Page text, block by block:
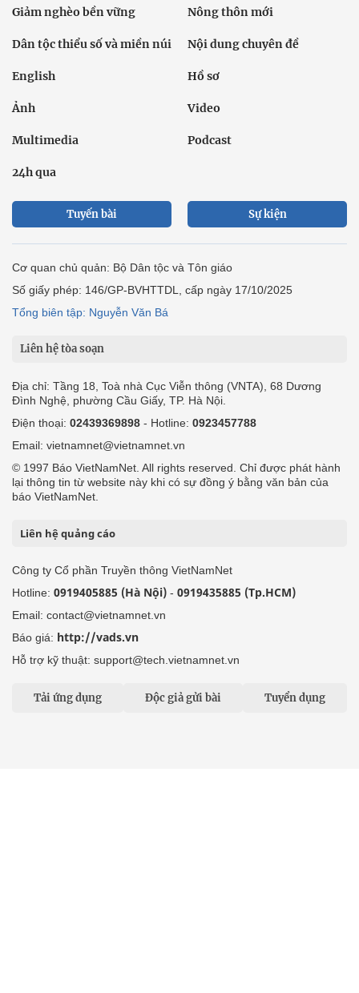
Giảm nghèo bền vững Nông thôn mới
Dân tộc thiểu số và miền núi Nội dung chuyên đề
English Hồ sơ
Ảnh Video
Multimedia Podcast
24h qua
Tuyến bài Sự kiện
Cơ quan chủ quản: Bộ Dân tộc và Tôn giáo
Số giấy phép: 146/GP-BVHTTDL, cấp ngày 17/10/2025
Tổng biên tập: Nguyễn Văn Bá
Liên hệ tòa soạn
Địa chỉ: Tầng 18, Toà nhà Cục Viễn thông (VNTA), 68 Dương
Đình Nghệ, phường Cầu Giấy, TP. Hà Nội.
Điện thoại: 02439369898 - Hotline: 0923457788
Email: vietnamnet@vietnamnet.vn
© 1997 Báo VietNamNet. All rights reserved. Chỉ được phát hành
lại thông tin từ website này khi có sự đồng ý bằng văn bản của
báo VietNamNet.
Liên hệ quảng cáo
Công ty Cổ phần Truyền thông VietNamNet
Hotline: 0919405885 (Hà Nội) - 0919435885 (Tp.HCM)
Email: contact@vietnamnet.vn
Báo giá: http://vads.vn
Hỗ trợ kỹ thuật: support@tech.vietnamnet.vn
Tải ứng dụng Độc giả gửi bài Tuyển dụng